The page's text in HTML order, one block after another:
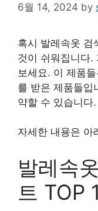
6월 14, 2024 by
혹시 발레속옷 검
것이 쉬워집니다.
보세요. 이 제품
를 받은 제품들입
약할 수 있습니다.
자세한 내용은 아
발레속
트 TOP